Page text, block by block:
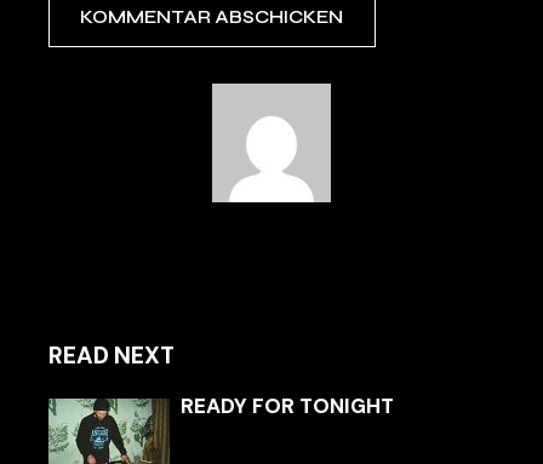
KOMMENTAR ABSCHICKEN
READ NEXT
READY FOR TONIGHT